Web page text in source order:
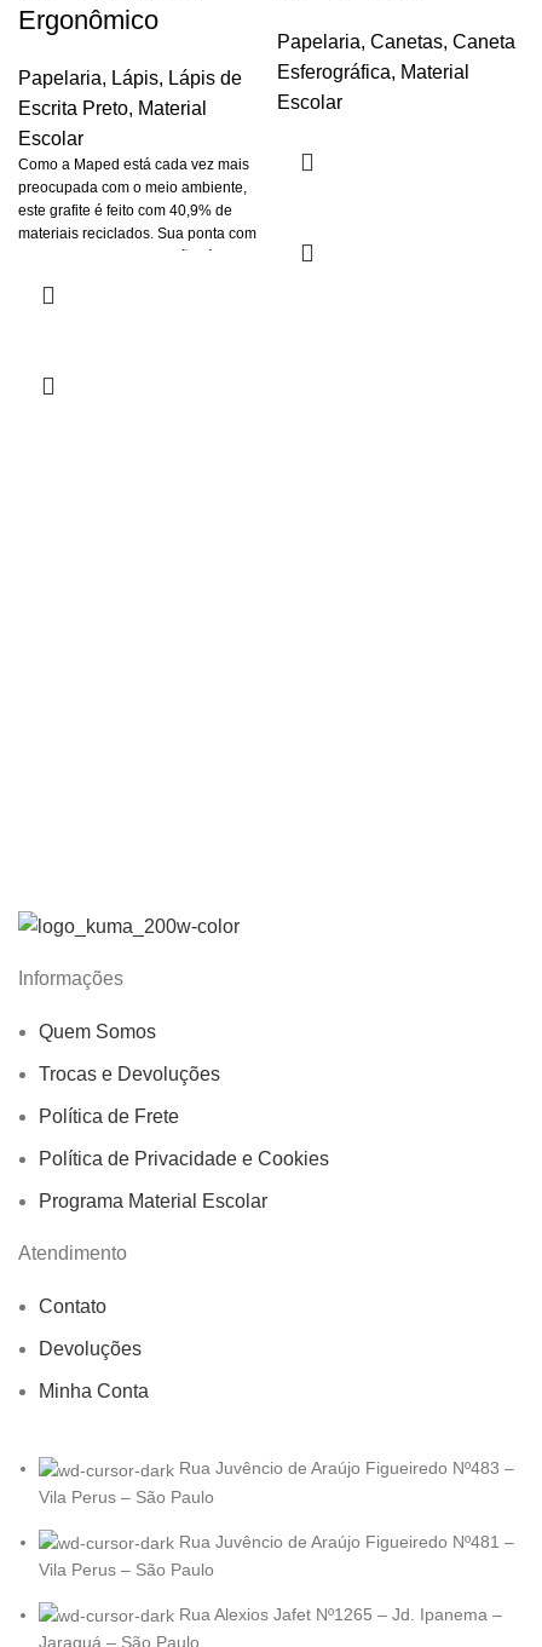
Ergonômico
Papelaria, Lápis, Lápis de
Escrita Preto, Material
Escolar
Como a Maped está cada vez mais
preocupada com o meio ambiente,
este grafite é feito com 40,9% de
materiais reciclados. Sua ponta com
triangular torna o lápis mais fácil de
ajudar as crianças a aprenderem a
Papelaria, Canetas, Caneta
Esferográfica, Material
Escolar
Informações
Quem Somos
Trocas e Devoluções
Política de Frete
Política de Privacidade e Cookies
Programa Material Escolar
Atendimento
Contato
Devoluções
Minha Conta
Rua Juvêncio de Araújo Figueiredo Nº483 –
Vila Perus – São Paulo
Rua Juvêncio de Araújo Figueiredo Nº481 –
Vila Perus – São Paulo
Rua Alexios Jafet Nº1265 – Jd. Ipanema –
Jaraguá – São Paulo